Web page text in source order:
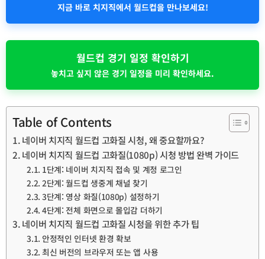
지금 바로 치지직에서 월드컵을 만나보세요!
월드컵 경기 일정 확인하기
놓치고 싶지 않은 경기 일정을 미리 확인하세요.
Table of Contents
네이버 치지직 월드컵 고화질 시청, 왜 중요할까요?
네이버 치지직 월드컵 고화질(1080p) 시청 방법 완벽 가이드
1단계: 네이버 치지직 접속 및 계정 로그인
2단계: 월드컵 생중계 채널 찾기
3단계: 영상 화질(1080p) 설정하기
4단계: 전체 화면으로 몰입감 더하기
네이버 치지직 월드컵 고화질 시청을 위한 추가 팁
안정적인 인터넷 환경 확보
최신 버전의 브라우저 또는 앱 사용